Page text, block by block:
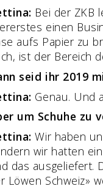
Bei der ZKB
einen
aufs Papier zu
ist der Bereich
seid ihr 2019
Genau. Und
um Schuhe zu
Wir haben
wir hatten
das ausgeliefert.
Löwen Schweiz»